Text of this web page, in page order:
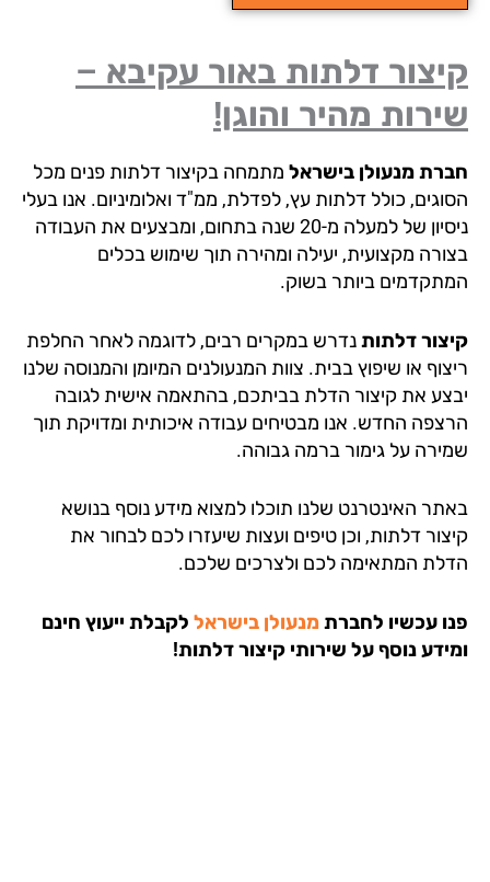
דלתות באור עקיבא –
מהיר והוגן!
מנעולן בישראלמתמחה בקיצור דלתות פנים מכל
כולל דלתות עץ, לפדלת, ממ"ד ואלומיניום. אנו בעלי
ניסיון של למעלה מ-20 שנה בתחום, ומבצעים את העבודה
מקצועית, יעילה ומהירה תוך שימוש בכלים
ביותר בשוק.
דלתותנדרש במקרים רבים, לדוגמה לאחר החלפת
או שיפוץ בבית. צוות המנעולנים המיומן והמנוסה שלנו
את קיצור הדלת בביתכם, בהתאמה אישית לגובה
החדש. אנו מבטיחים עבודה איכותית ומדויקת תוך
על גימור ברמה גבוהה.
האינטרנט שלנו תוכלו למצוא מידע נוסף בנושא
דלתות, וכן טיפים ועצות שיעזרו לכם לבחור את
המתאימה לכם ולצרכים שלכם.
עכשיו לחברתמנעולן בישראללקבלת ייעוץ חינם
נוסף על שירותי קיצור דלתות!